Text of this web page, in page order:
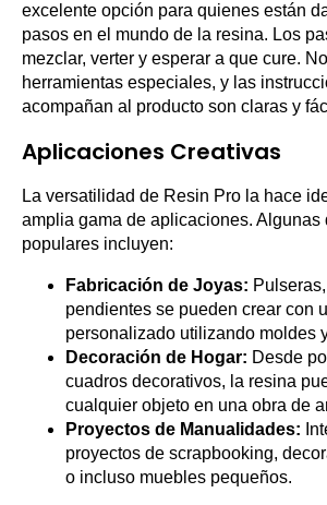
excelente opción para quienes están
pasos en el mundo de la resina. Los
mezclar, verter y esperar a que cure.
herramientas especiales, y las
acompañan al producto son claras y
Aplicaciones Creativas
La versatilidad de Resin Pro la hace
amplia gama de aplicaciones. Algunas
populares incluyen:
Fabricación de Joyas:
pendientes se pueden crear con
personalizado utilizando moldes
Decoración de Hogar: Desde
cuadros decorativos, la resina
cualquier objeto en una obra de
Proyectos de Manualidades:
proyectos de scrapbooking,
o incluso muebles pequeños.